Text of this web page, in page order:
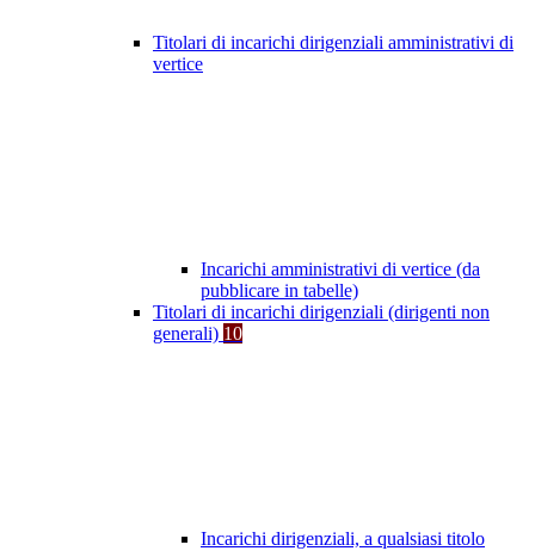
Titolari di incarichi dirigenziali amministrativi di
vertice
Incarichi amministrativi di vertice (da
pubblicare in tabelle)
Titolari di incarichi dirigenziali (dirigenti non
generali) 10
Incarichi dirigenziali, a qualsiasi titolo